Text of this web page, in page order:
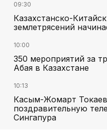
09:30
Казахстанско-
землетрясений
10:00
350 мероприятий за
Абая в Казахстане
10:13
Касым-Жомарт
поздравительную
Сингапура